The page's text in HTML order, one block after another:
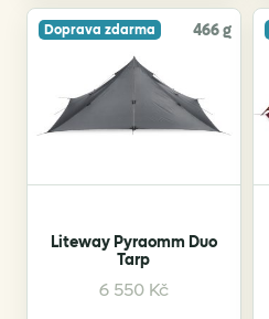
Doprava zdarma 466 g
Liteway Pyraomm Duo
Tarp
6 550 Kč
This